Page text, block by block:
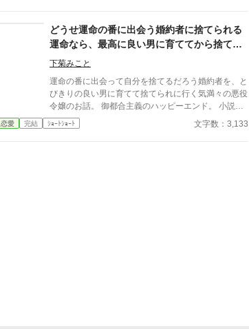
どうせ運命の番に出会う婚約者に捨てられる
運命なら、最高に良い男に育ててから捨てら
れてやろうってお話
下菊みこと
運命の番に出会って自分を捨てるだろう婚約者を、と
びきりの良い男に育てて捨てられに行く気満々の悪役
令嬢のお話。 御都合主義のハッピーエンド。 小説家
になろう様でも投稿しています。
恋愛 完結 ｼｮｰﾄｼｮｰﾄ 文字数：3,133